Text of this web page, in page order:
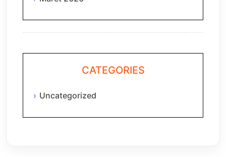
CATEGORIES
Uncategorized